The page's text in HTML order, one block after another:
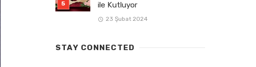
ile Kutluyor
23 Şubat 2024
STAY CONNECTED